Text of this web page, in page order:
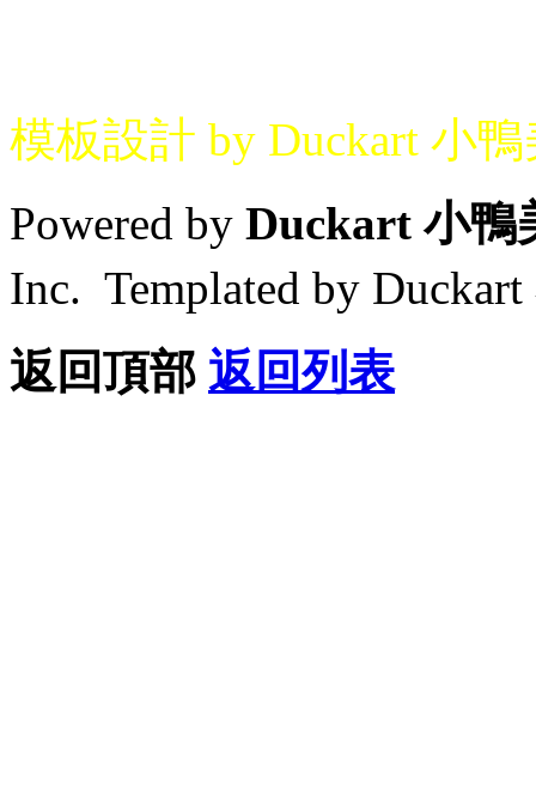
模板設計 by Duckart 小
Powered by Duckart 小鴨
Inc. Templated by
返回頂部 返回列表